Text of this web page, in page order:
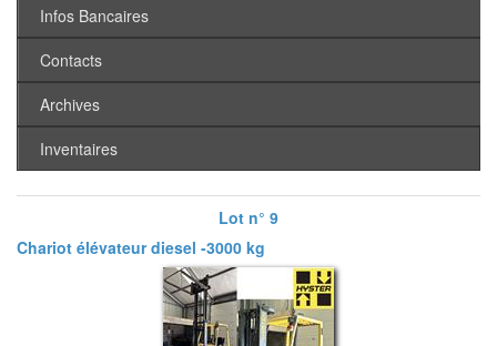
Infos Bancaires
Contacts
Archives
Inventaires
Lot n° 9
Chariot élévateur diesel -3000 kg